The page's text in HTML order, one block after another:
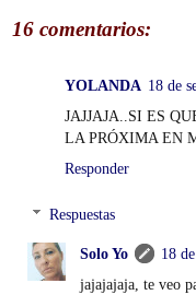
16 comentarios:
YOLANDA 18 de
JAJJAJA..SI ES
LA PRÓXIMA EN
Responder
Respuestas
Solo Yo
18
jajajajaja, te veo